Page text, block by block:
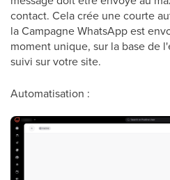
contact. Cela crée une courte
la Campagne WhatsApp est
moment unique, sur la base de
suivi sur votre site.
Automatisation :